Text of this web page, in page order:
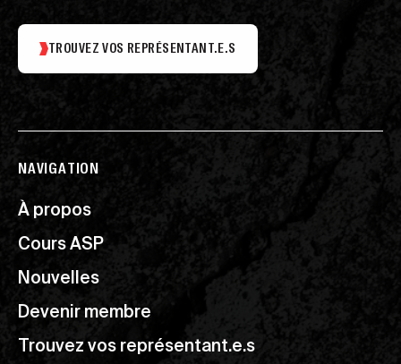
TROUVEZ VOS REPRÉSENTANT.E.S
NAVIGATION
À propos
Cours ASP
Nouvelles
Devenir membre
Trouvez vos représentant.e.s